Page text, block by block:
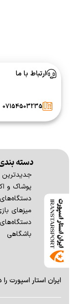
ارتباط با ما
07154503235
دسته
پوشاک و
میزهای
باشگاهی
ایران استار اسپورت